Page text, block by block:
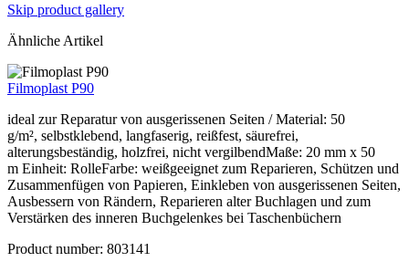
Skip product gallery
Ähnliche Artikel
Filmoplast P90
ideal zur Reparatur von ausgerissenen Seiten / Material: 50
g/m², selbstklebend, langfaserig, reißfest, säurefrei,
alterungsbeständig, holzfrei, nicht vergilbendMaße: 20 mm x 50
m Einheit: RolleFarbe: weißgeeignet zum Reparieren, Schützen und
Zusammenfügen von Papieren, Einkleben von ausgerissenen Seiten,
Ausbessern von Rändern, Reparieren alter Buchlagen und zum
Verstärken des inneren Buchgelenkes bei Taschenbüchern
Product number: 803141